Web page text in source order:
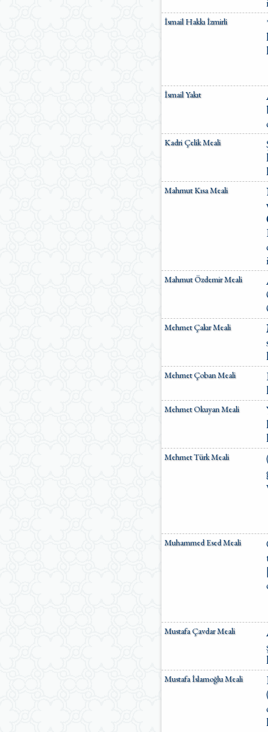
İsmail Hakkı İzmirli
İsmail Yakıt
Kadri Çelik Meali
Mahmut Kısa Meali
Mahmut Özdemir Meali
Mehmet Çakır Meali
Mehmet Çoban Meali
Mehmet Okuyan Meali
Mehmet Türk Meali
Muhammed Esed Meali
Mustafa Çavdar Meali
Mustafa İslamoğlu Meali